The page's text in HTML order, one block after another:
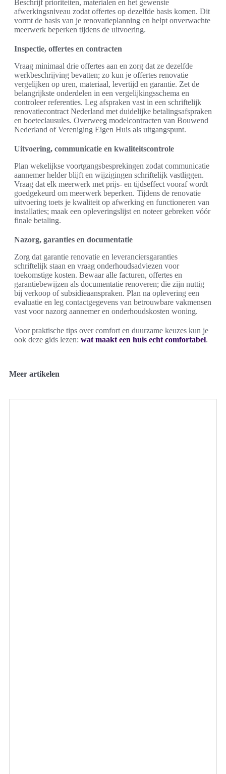
Beschrijf prioriteiten, materialen en het gewenste
afwerkingsniveau zodat offertes op dezelfde basis komen. Dit
vormt de basis van je renovatieplanning en helpt onverwachte
meerwerk beperken tijdens de uitvoering.
Inspectie, offertes en contracten
Vraag minimaal drie offertes aan en zorg dat ze dezelfde
werkbeschrijving bevatten; zo kun je offertes renovatie
vergelijken op uren, materiaal, levertijd en garantie. Zet de
belangrijkste onderdelen in een vergelijkingsschema en
controleer referenties. Leg afspraken vast in een schriftelijk
renovatiecontract Nederland met duidelijke betalingsafspraken
en boeteclausules. Overweeg modelcontracten van Bouwend
Nederland of Vereniging Eigen Huis als uitgangspunt.
Uitvoering, communicatie en kwaliteitscontrole
Plan wekelijkse voortgangsbesprekingen zodat communicatie
aannemer helder blijft en wijzigingen schriftelijk vastliggen.
Vraag dat elk meerwerk met prijs- en tijdseffect vooraf wordt
goedgekeurd om meerwerk beperken. Tijdens de renovatie
uitvoering toets je kwaliteit op afwerking en functioneren van
installaties; maak een opleveringslijst en noteer gebreken vóór
finale betaling.
Nazorg, garanties en documentatie
Zorg dat garantie renovatie en leveranciersgaranties
schriftelijk staan en vraag onderhoudsadviezen voor
toekomstige kosten. Bewaar alle facturen, offertes en
garantiebewijzen als documentatie renoveren; die zijn nuttig
bij verkoop of subsidieaanspraken. Plan na oplevering een
evaluatie en leg contactgegevens van betrouwbare vakmensen
vast voor nazorg aannemer en onderhoudskosten woning.
Voor praktische tips over comfort en duurzame keuzes kun je
ook deze gids lezen: wat maakt een huis echt comfortabel.
Meer artikelen